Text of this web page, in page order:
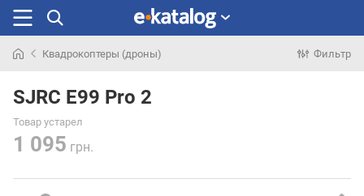
раньше
Квадрокоптеры (дроны) Фильтр
SJRC E99 Pro 2
Товар устарел
1 095 грн.